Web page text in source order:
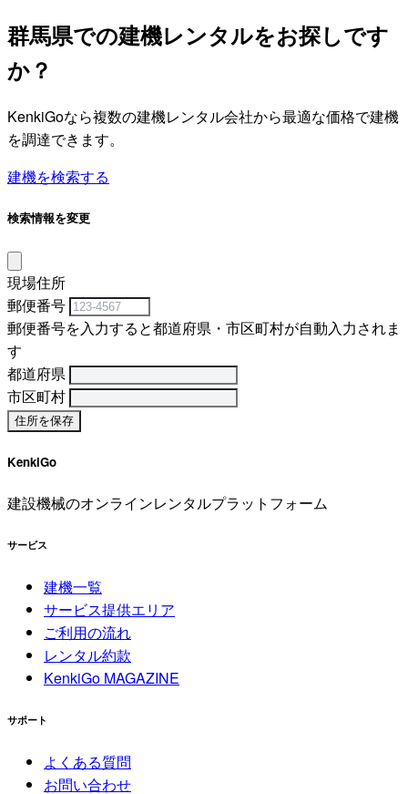
群馬県での建機レンタルをお探しです
か？
KenkiGoなら複数の建機レンタル会社から最適な価格で建機
を調達できます。
建機を検索する
検索情報を変更
現場住所
郵便番号
郵便番号を入力すると都道府県・市区町村が自動入力されま
す
都道府県
市区町村
KenkiGo
建設機械のオンラインレンタルプラットフォーム
サービス
建機一覧
サービス提供エリア
ご利用の流れ
レンタル約款
KenkiGo MAGAZINE
サポート
よくある質問
お問い合わせ